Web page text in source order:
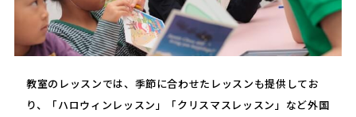
教室のレッスンでは、季節に合わせたレッスンも提供してお
り、「ハロウィンレッスン」「クリスマスレッスン」など外国